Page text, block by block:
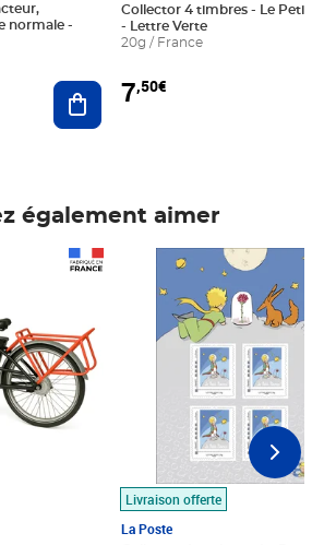
Ajouter au panier
Collector 4 timbres - Le Petit
- Lettre Verte
20g / France
7,50€
également aimer
Livraison offerte
La Poste
Prix 7,50€